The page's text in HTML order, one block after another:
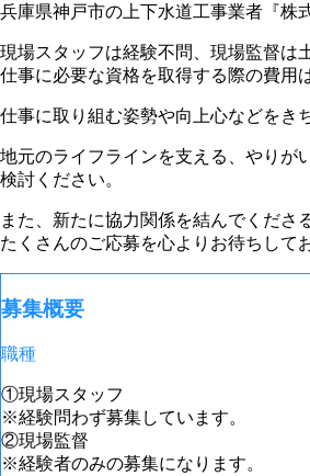
兵庫県神戸市の上下水道工事業者『株
現場スタッフは経験不問、現場監督は
仕事に必要な資格を取得する際の費用
仕事に取り組む姿勢や向上心などをき
地元のライフラインを支える、やりが
検討ください。
また、新たに協力関係を結んでくださ
たくさんのご応募を心よりお待ちして
募集概要
職種
①現場スタッフ
※経験問わず募集しています。
②現場監督
※経験者のみの募集になります。